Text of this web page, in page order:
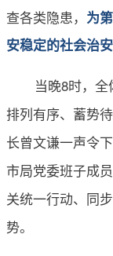
查各类隐患， 为
安稳定的社会治安
当晚8时，全
排列有序、蓄势待
长曾文谦一声令
市局党委班子成
关统一行动、同
势。